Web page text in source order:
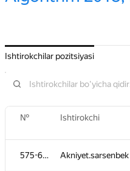
Ishtirokchilar pozitsiyasi
№ Ishtirokchi
575-656 Akniyet.sarsenbek
№ Ishtirokchi
575-656 Akniyet.sarsenbek